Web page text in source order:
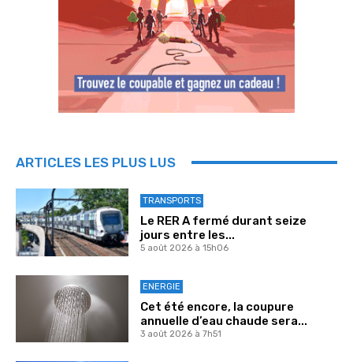
ARTICLES LES PLUS LUS
TRANSPORTS
Le RER A fermé durant seize
jours entre les...
5 août 2026 à 15h06
ENERGIE
Cet été encore, la coupure
annuelle d’eau chaude sera...
3 août 2026 à 7h51